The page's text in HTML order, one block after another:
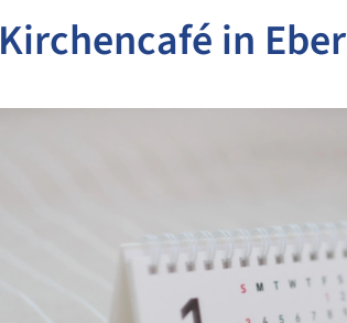
Kirchencafé in